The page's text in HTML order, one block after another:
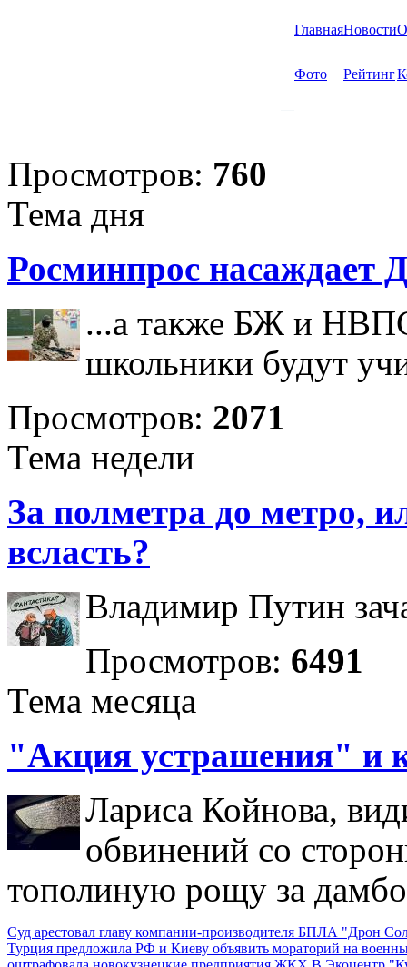
ГлавнаяНовости
Фото Рейтинг
Просмотров: 760
Тема дня
Росминпрос насаждает
...а также БЖ и НВПС
школьники будут
Просмотров: 2071
Тема недели
За полметра до метро,
всласть?
Владимир Путин
Просмотров: 6491
Тема месяца
"Акция устрашения" и
Лариса Койнова,
обвинений со
тополиную рощу за
Суд арестовал главу компании-производителя БПЛА "Дрон
Турция предложила РФ и Киеву объявить мораторий на